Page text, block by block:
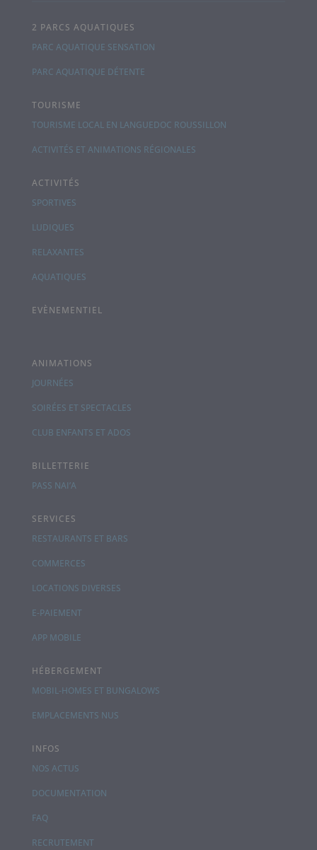
2 PARCS AQUATIQUES
PARC AQUATIQUE SENSATION
PARC AQUATIQUE DÉTENTE
TOURISME
TOURISME LOCAL EN LANGUEDOC ROUSSILLON
ACTIVITÉS ET ANIMATIONS RÉGIONALES
ACTIVITÉS
SPORTIVES
LUDIQUES
RELAXANTES
AQUATIQUES
EVÈNEMENTIEL
ANIMATIONS
JOURNÉES
SOIRÉES ET SPECTACLES
CLUB ENFANTS ET ADOS
BILLETTERIE
PASS NAI’A
SERVICES
RESTAURANTS ET BARS
COMMERCES
LOCATIONS DIVERSES
E-PAIEMENT
APP MOBILE
HÉBERGEMENT
MOBIL-HOMES ET BUNGALOWS
EMPLACEMENTS NUS
INFOS
NOS ACTUS
DOCUMENTATION
FAQ
RECRUTEMENT